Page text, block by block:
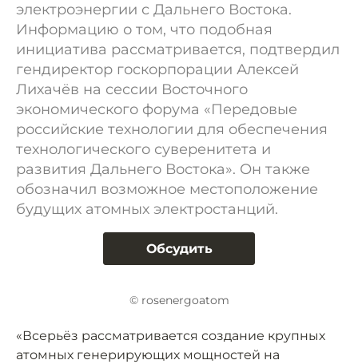
электроэнергии с Дальнего Востока.
Информацию о том, что подобная
инициатива рассматривается, подтвердил
гендиректор госкорпорации Алексей
Лихачёв на сессии Восточного
экономического форума «Передовые
российские технологии для обеспечения
технологического суверенитета и
развития Дальнего Востока». Он также
обозначил возможное местоположение
будущих атомных электростанций.
Обсудить
© rosenergoatom
«Всерьёз рассматривается создание крупных
атомных генерирующих мощностей на